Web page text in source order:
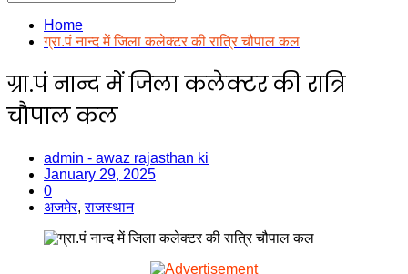
Home
ग्रा.पं नान्द में जिला कलेक्टर की रात्रि चौपाल कल
ग्रा.पं नान्द में जिला कलेक्टर की रात्रि
चौपाल कल
admin - awaz rajasthan ki
January 29, 2025
0
अजमेर,राजस्थान